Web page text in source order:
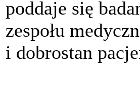
poddaje się
zespołu
i dobrostan